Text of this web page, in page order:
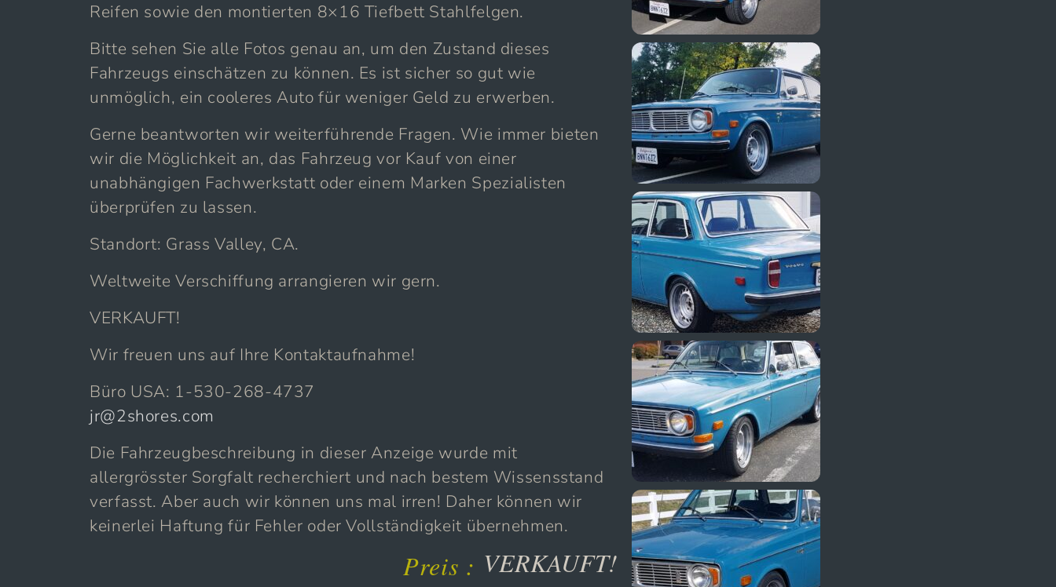
Reifen sowie den montierten 8×16 Tiefbett Stahlfelgen.
Bitte sehen Sie alle Fotos genau an, um den Zustand dieses
Fahrzeugs einschätzen zu können. Es ist sicher so gut wie
unmöglich, ein cooleres Auto für weniger Geld zu erwerben.
Gerne beantworten wir weiterführende Fragen. Wie immer bieten
wir die Möglichkeit an, das Fahrzeug vor Kauf von einer
unabhängigen Fachwerkstatt oder einem Marken Spezialisten
überprüfen zu lassen.
Standort: Grass Valley, CA.
Weltweite Verschiffung arrangieren wir gern.
VERKAUFT!
Wir freuen uns auf Ihre Kontaktaufnahme!
Büro USA: 1-530-268-4737
jr@2shores.com
Die Fahrzeugbeschreibung in dieser Anzeige wurde mit
allergrösster Sorgfalt recherchiert und nach bestem Wissensstand
verfasst. Aber auch wir können uns mal irren! Daher können wir
keinerlei Haftung für Fehler oder Vollständigkeit übernehmen.
Preis : VERKAUFT!